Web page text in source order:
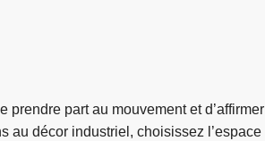
prendre part au mouvement et d’affirmer
au décor industriel, choisissez l’espace